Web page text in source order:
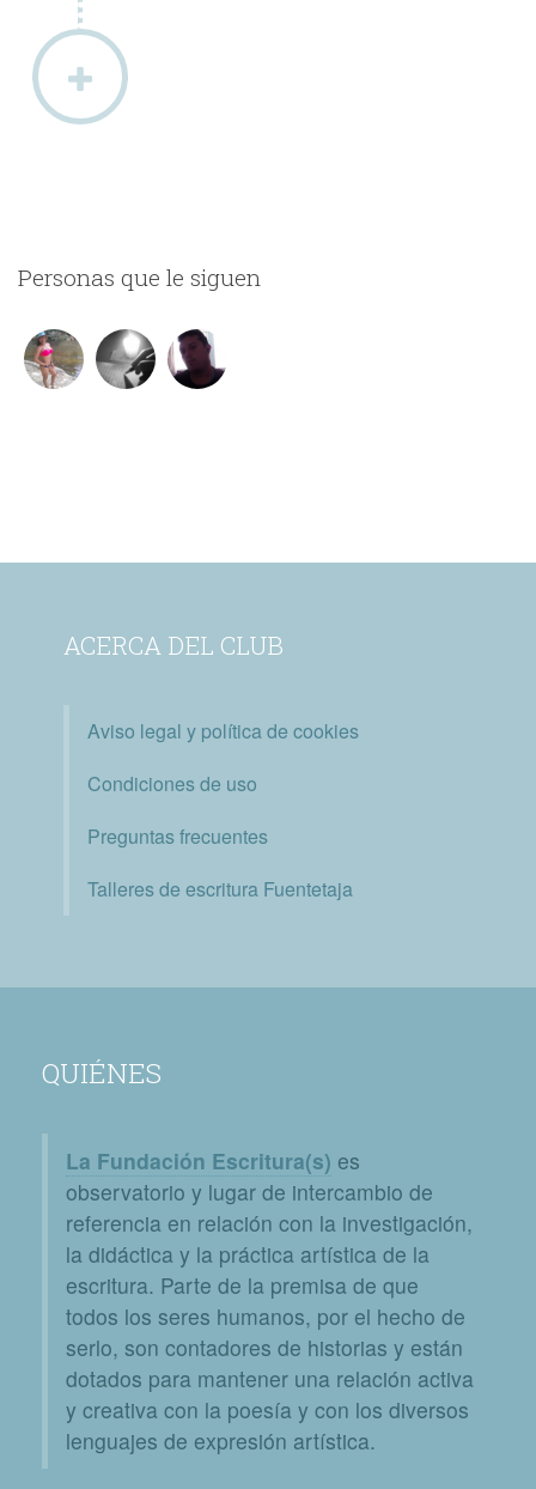
Personas que le siguen
ACERCA DEL CLUB
Aviso legal y política de cookies
Condiciones de uso
Preguntas frecuentes
Talleres de escritura Fuentetaja
QUIÉNES
La Fundación Escritura(s) es
observatorio y lugar de intercambio de
referencia en relación con la investigación,
la didáctica y la práctica artística de la
escritura. Parte de la premisa de que
todos los seres humanos, por el hecho de
serlo, son contadores de historias y están
dotados para mantener una relación activa
y creativa con la poesía y con los diversos
lenguajes de expresión artística.